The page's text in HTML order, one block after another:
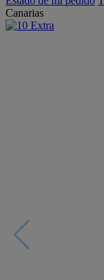
Canarias